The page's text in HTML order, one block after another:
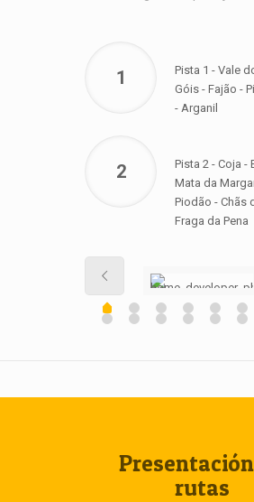
1
Pista 1 - Vale
Góis - Fajão -
- Arganil
2
Pista 2 - Coja -
Mata da
Piodão - Chãs
Fraga da Pena
rutas